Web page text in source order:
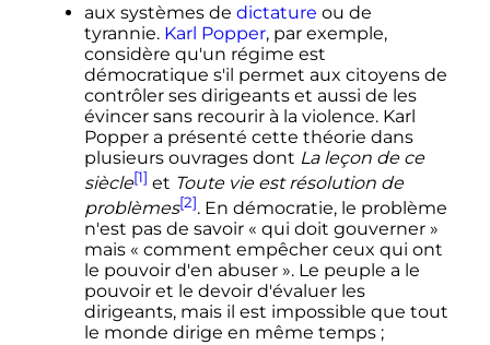
aux systèmes de dictature ou de
tyrannie. Karl Popper, par exemple,
considère qu'un régime est
démocratique s'il permet aux citoyens de
contrôler ses dirigeants et aussi de les
évincer sans recourir à la violence. Karl
Popper a présenté cette théorie dans
plusieurs ouvrages dont La leçon de ce
siècle[1] et Toute vie est résolution de
problèmes[2]. En démocratie, le problème
n'est pas de savoir « qui doit gouverner »
mais « comment empêcher ceux qui ont
le pouvoir d'en abuser ». Le peuple a le
pouvoir et le devoir d'évaluer les
dirigeants, mais il est impossible que tout
le monde dirige en même temps ;